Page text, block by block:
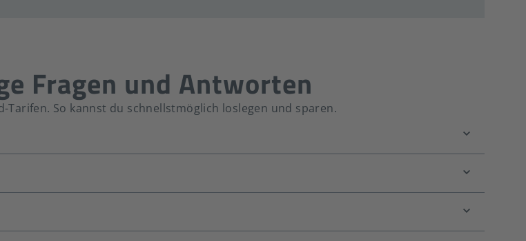
Fragen und Antworten
So kannst du schnellstmöglich loslegen und sparen.